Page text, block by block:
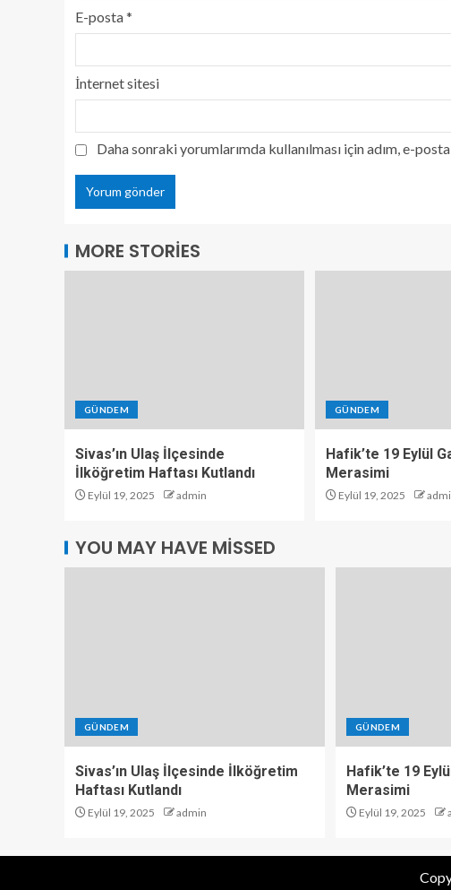
E-posta*
İnternet sitesi
Daha sonraki yorumlarımda kullanılması için adım, e-
MORE STORIES
GÜNDEM
Sivas’ın Ulaş İlçesinde
İlköğretim Haftası Kutlandı
Eylül 19, 2025 admin
GÜNDEM
Hafik’te 19 Eylül
Merasimi
Eylül 19, 2025
YOU MAY HAVE MISSED
GÜNDEM
Sivas’ın Ulaş İlçesinde İlköğretim
Haftası Kutlandı
Eylül 19, 2025 admin
GÜNDEM
Hafik’te 19
Merasimi
Eylül 19, 2025